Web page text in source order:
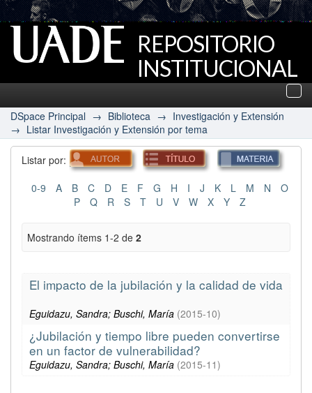
REPOSITORIO
INSTITUCIONAL
UADE
DSpace Principal → Biblioteca → Investigación y Extensión
→ Listar Investigación y Extensión por tema
Listar por:
0-9 A B C D E F G H I J K L M N
O
P
Q R S T U V W X Y Z
Mostrando ítems 1-2 de 2
El impacto de la jubilación y la calidad de vida
Eguidazu, Sandra; Buschi, María (2015-10)
¿Jubilación y tiempo libre pueden convertirse
en un factor de vulnerabilidad?
Eguidazu, Sandra; Buschi, María (2015-11)